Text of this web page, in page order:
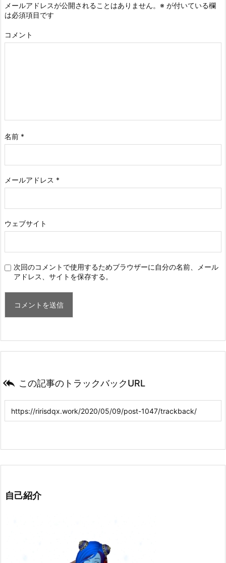
メールアドレスが公開されることはありません。 ※ が付いている欄
は必須項目です
コメント
名前 *
メールアドレス *
ウェブサイト
次回のコメントで使用するためブラウザーに自分の名前、メール
アドレス、サイトを保存する。
 この記事のトラックバックURL
自己紹介